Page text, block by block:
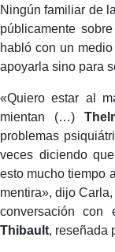
Ningún familiar de
públicamente
habló con un
apoyarla sino para
«Quiero estar al
mientan (…)
problemas
veces diciendo
esto mucho tiempo
mentira», dijo
conversación con
Thibault, reseñada